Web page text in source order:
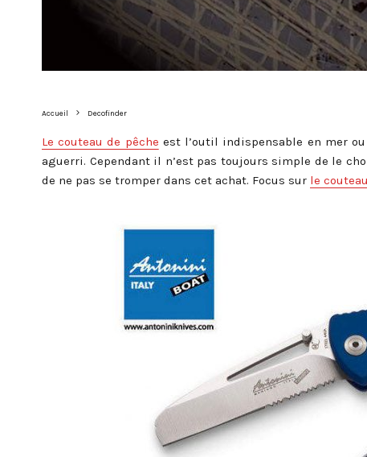
Accueil Decofinder
Le couteau de pêche est l’outil indispensable en mer
aguerri. Cependant il n’est pas toujours simple de le
de ne pas se tromper dans cet achat. Focus sur le